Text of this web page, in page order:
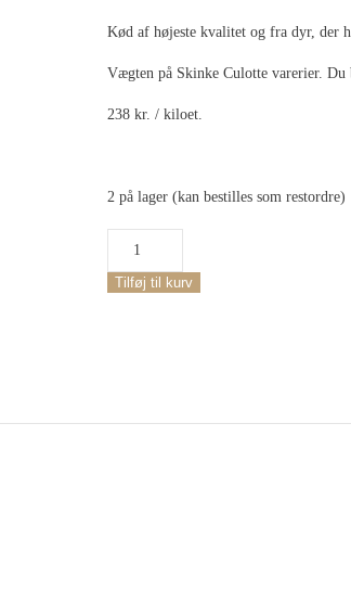
Kød af højeste kvalitet og fra dyr, der
Vægten på Skinke Culotte varerier. Du
238 kr. / kiloet.
2 på lager (kan bestilles som restordre)
Skinke
Culotte
antal
Tilføj til kurv